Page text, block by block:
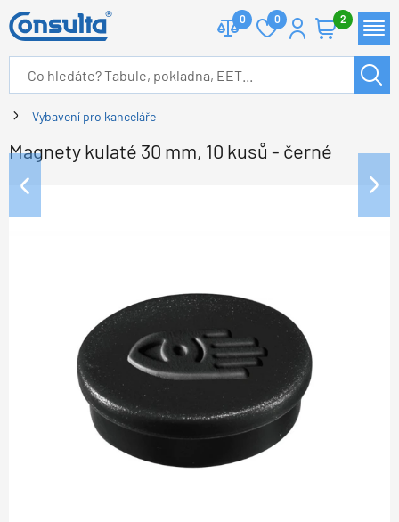
0 0 2
Vybavení pro kanceláře
Magnety kulaté 30 mm, 10 kusů - černé